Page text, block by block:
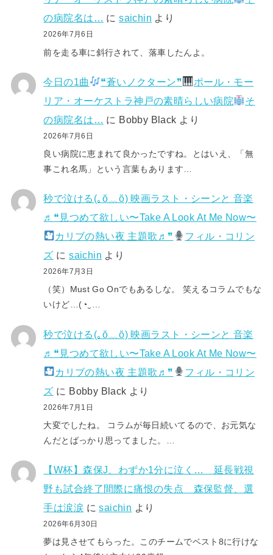
の病院名は… にsaichin より
2026年7月6日
前を走る車に斜行されて、落車したんよ。
今日の1曲 ❝蒼いノクターン❞
ポール・モー
リア・オーケストラ神戸の素晴らしい病院
そ
の病院名は… に Bobby Black より
2026年7月6日
良い病院に恵まれて良かったですね。とはいえ、「無
事これ名馬」という言葉もあります…
秒で泣ける(⁠｡⁠ŏ⁠﹏⁠ŏ⁠) 映画ラスト・シーンと 音楽
♬❝見つめて欲しい〜Take A Look At Me Now〜
カリブの熱い夜 主題歌♬❞
フィル・コリン
ズ にsaichin より
2026年7月3日
（笑）Must Go Onでもあるしな。 笑えるコラムでもな
いけど…(⁠◔⁠‿⁠…
秒で泣ける(⁠｡⁠ŏ⁠﹏⁠ŏ⁠) 映画ラスト・シーンと 音楽
♬❝見つめて欲しい〜Take A Look At Me Now〜
カリブの熱い夜 主題歌♬❞
フィル・コリン
ズ に Bobby Black より
2026年7月1日
大変でしたね。 コラムが毎日続いてるので、お元気な
んだとばっかり思ってました。…
【W杯】森保J、わずか1分に泣く… 延長戦視
野も試合終了間際に痛恨の失点 森保監督、選
手は涙涙 にsaichin より
2026年6月30日
夢は見させてもらった。このチームでベスト8に行けな